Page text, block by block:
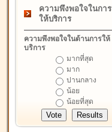
ความพึงพอใจในการ
ให้บริการ
ความพึงพอใจในด้านการให้
บริการ
มากที่สุด
มาก
ปานกลาง
น้อย
น้อยที่สุด